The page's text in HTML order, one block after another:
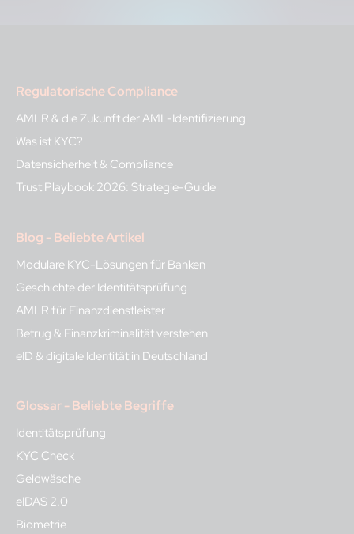
Regulatorische Compliance
AMLR & die Zukunft der AML-Identifizierung
Was ist KYC?
Datensicherheit & Compliance
Trust Playbook 2026: Strategie-Guide
Blog - Beliebte Artikel
Modulare KYC-Lösungen für Banken
Geschichte der Identitätsprüfung
AMLR für Finanzdienstleister
Betrug & Finanzkriminalität verstehen
eID & digitale Identität in Deutschland
Glossar - Beliebte Begriffe
Identitätsprüfung
KYC Check
Geldwäsche
eIDAS 2.0
Biometrie